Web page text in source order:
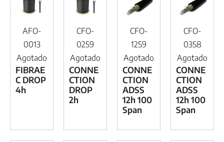
AFO-
0013
Agotado
FIBRAE
C DROP
4h
CFO-
0259
Agotado
CONNE
CTION
DROP
2h
CFO-
1259
Agotado
CONNE
CTION
ADSS
12h 100
Span
CFO-
0358
Agotado
CONNE
CTION
ADSS
12h 100
Span